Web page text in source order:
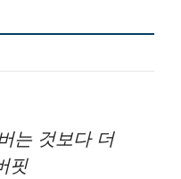
는 것보다 더
핏